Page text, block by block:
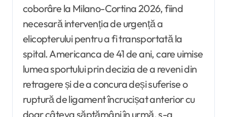
coborâre la Milano-Cortina 2026, fiind
necesară intervenția de urgență a
elicopterului pentru a fi transportată la
spital. Americanca de 41 de ani, care uimise
lumea sportului prin decizia de a reveni din
retragere și de a concura deși suferise o
ruptură de ligament încrucișat anterior cu
doar câteva săptămâni în urmă, s-a